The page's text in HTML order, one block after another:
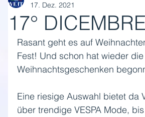
17° DICEMBRE
17. Dez. 2021
Rasant geht es auf
Fest! Und schon hat wieder
Weihnachtsgeschenken
Eine riesige Auswahl bietet da
über trendige VESPA Mode,